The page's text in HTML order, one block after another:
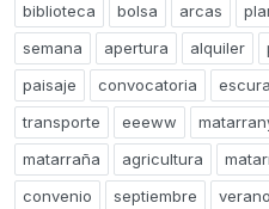
biblioteca
bolsa arcas
semana
apertura alquiler
paisaje
convocatoria
transporte
eeeww
matarraña
agricultura
convenio
septiembre verano